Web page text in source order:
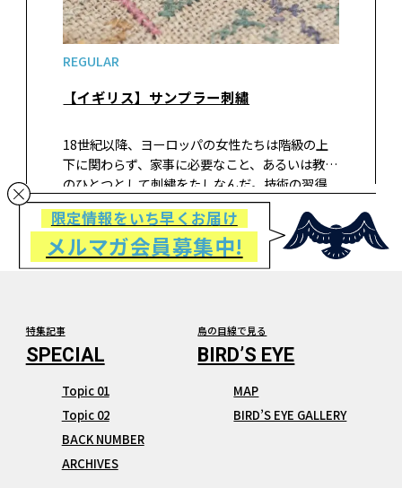
REGULAR
【イギリス】サンプラー刺繡
18世紀以降、ヨーロッパの女性たちは階級の上
下に関わらず、家事に必要なこと、あるいは教養
のひとつとして刺繍をたしなんだ。技術の習得
のために基本的な技法や図案を刺したものがサ
ンプラー。おもな技法はクロスステッチで、数字
やアルファベット、ラインなどのほか…
限定情報をいち早くお届け
メルマガ会員募集中!
特集記事
Topic 01
Topic 02
BACK NUMBER
ARCHIVES
鳥の目線で見る
MAP
BIRD’S EYE GALLERY